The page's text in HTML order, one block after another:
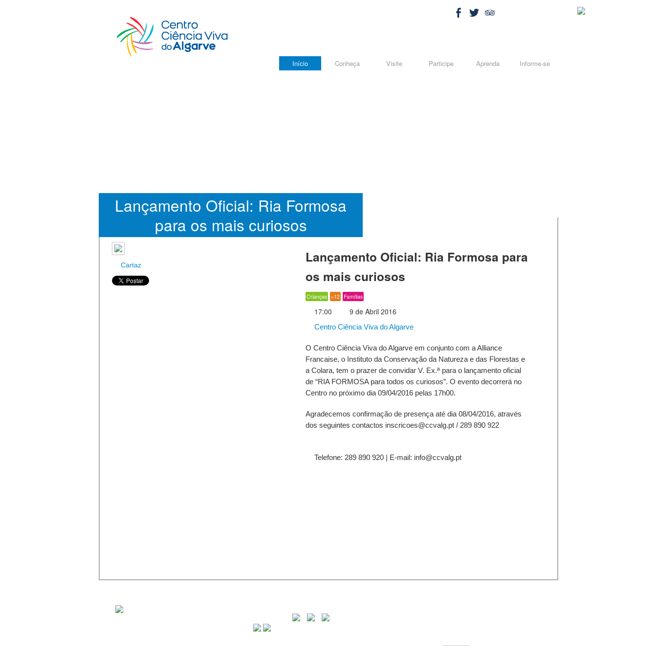
Início Conheça Visite Participe Aprenda Informe-se
Lançamento Oficial: Ria Formosa
para os mais curiosos
Cartaz
Lançamento Oficial: Ria Formosa para
os mais curiosos
Crianças +12 Famílias
17:00 9 de Abril 2016
Centro Ciência Viva do Algarve
O Centro Ciência Viva do Algarve em conjunto com a Alliance
Francaise, o Instituto da Conservação da Natureza e das Florestas e
a Colara, tem o prazer de convidar V. Ex.ª para o lançamento oficial
de “RIA FORMOSA para todos os curiosos”. O evento decorrerá no
Centro no próximo dia 09/04/2016 pelas 17h00.
Agradecemos confirmação de presença até dia 08/04/2016, através
dos seguintes contactos inscricoes@ccvalg.pt / 289 890 922
Telefone: 289 890 920 | E-mail: info@ccvalg.pt